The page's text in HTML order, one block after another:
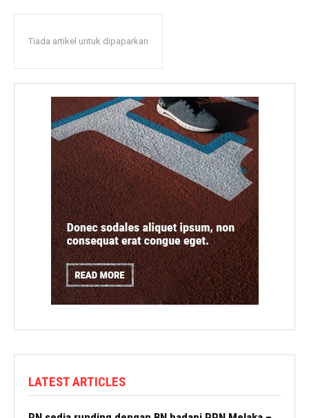
Tiada artikel untuk dipaparkan
LATEST ARTICLES